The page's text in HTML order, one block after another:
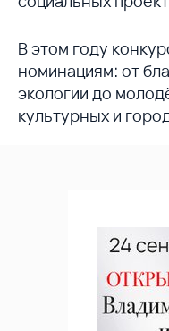
В этом году
номинациям: от
экологии до
культурных и